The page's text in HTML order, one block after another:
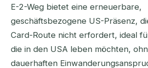
E-2-Weg bietet eine erneuerbare,
geschäftsbezogene US-Präsenz,
Card-Route nicht erfordert, ideal
die in den USA leben möchten,
dauerhaften